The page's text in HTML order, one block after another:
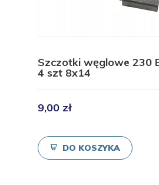
Szczotki węglowe 230
4 szt 8x14
9,00 zł
DO KOSZYKA